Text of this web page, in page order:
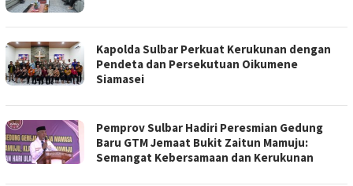
Kapolda Sulbar Perkuat Kerukunan dengan
Pendeta dan Persekutuan Oikumene
Siamasei
Pemprov Sulbar Hadiri Peresmian Gedung
Baru GTM Jemaat Bukit Zaitun Mamuju:
Semangat Kebersamaan dan Kerukunan